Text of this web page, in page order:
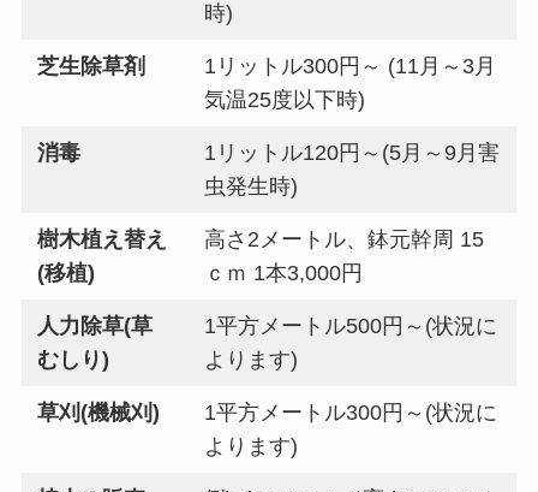
時)
芝生除草剤
1リットル300円～ (11月～3月
気温25度以下時)
消毒
1リットル120円～(5月～9月害
虫発生時)
樹木植え替え
(移植)
高さ2メートル、鉢元幹周 15
ｃｍ 1本3,000円
人力除草(草
むしり)
1平方メートル500円～(状況に
よります)
草刈(機械刈)
1平方メートル300円～(状況に
よります)